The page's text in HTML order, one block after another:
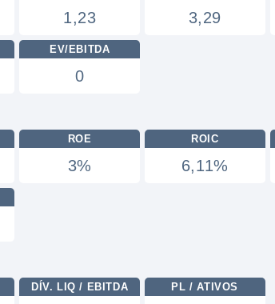
1,23 3,29
EV/EBITDA
0
ROE
3%
ROIC
6,11%
DÍV. LIQ / EBITDA PL / ATIVOS